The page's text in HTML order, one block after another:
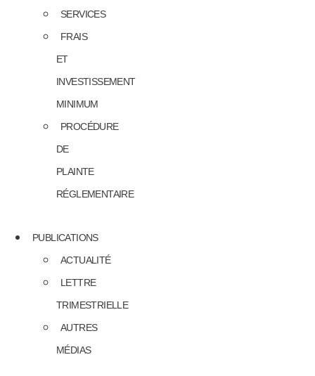
SERVICES
FRAIS
ET
INVESTISSEMENT
MINIMUM
PROCÉDURE
DE
PLAINTE
RÉGLEMENTAIRE
PUBLICATIONS
ACTUALITÉ
LETTRE
TRIMESTRIELLE
AUTRES
MÉDIAS